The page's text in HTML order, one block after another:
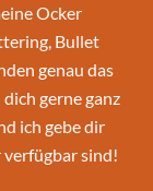
Ocker
Bullet
genau das
gerne ganz
ich gebe dir
verfügbar sind!